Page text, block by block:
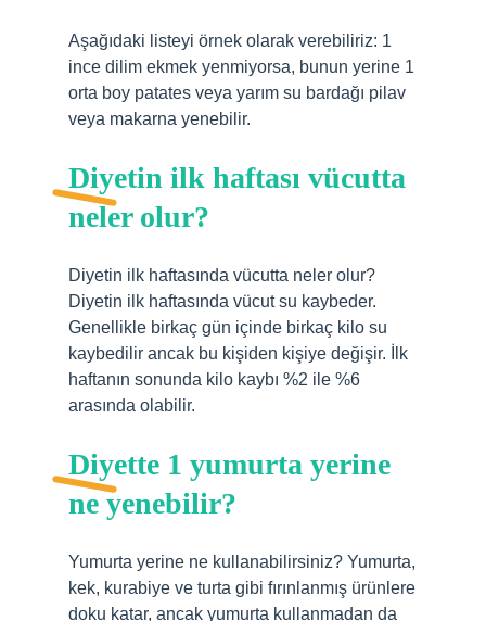
Aşağıdaki listeyi örnek olarak verebiliriz: 1
ince dilim ekmek yenmiyorsa, bunun yerine 1
orta boy patates veya yarım su bardağı pilav
veya makarna yenebilir.
Diyetin ilk haftası vücutta
neler olur?
Diyetin ilk haftasında vücutta neler olur?
Diyetin ilk haftasında vücut su kaybeder.
Genellikle birkaç gün içinde birkaç kilo su
kaybedilir ancak bu kişiden kişiye değişir. İlk
haftanın sonunda kilo kaybı %2 ile %6
arasında olabilir.
Diyette 1 yumurta yerine
ne yenebilir?
Yumurta yerine ne kullanabilirsiniz? Yumurta,
kek, kurabiye ve turta gibi fırınlanmış ürünlere
doku katar, ancak yumurta kullanmadan da